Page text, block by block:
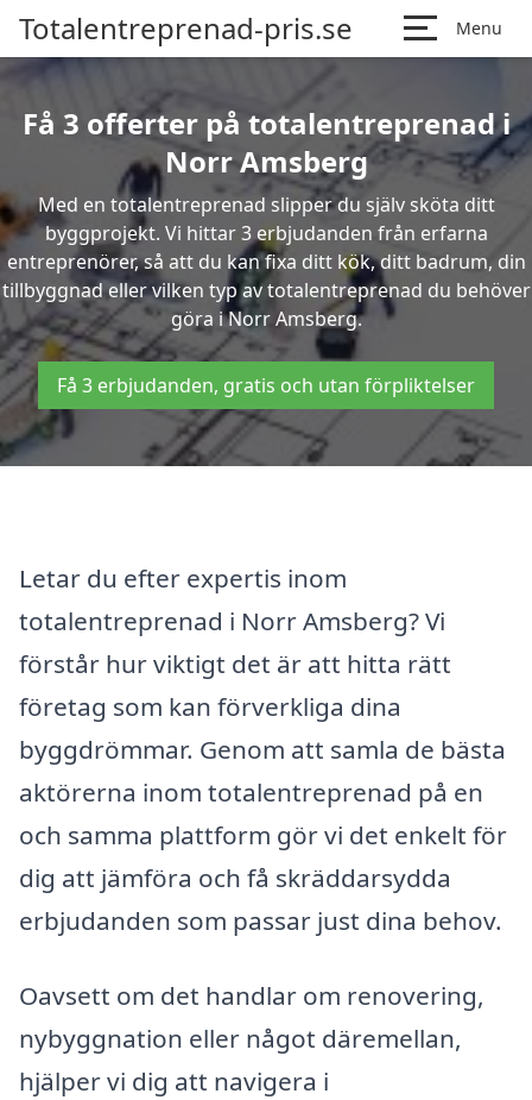
Totalentreprenad-pris.se Menu
Få 3 offerter på totalentreprenad i
Norr Amsberg
Med en totalentreprenad slipper du själv sköta ditt
byggprojekt. Vi hittar 3 erbjudanden från erfarna
entreprenörer, så att du kan fixa ditt kök, ditt badrum, din
tillbyggnad eller vilken typ av totalentreprenad du behöver
göra i Norr Amsberg.
Få 3 erbjudanden, gratis och utan förpliktelser
Letar du efter expertis inom
totalentreprenad i Norr Amsberg? Vi
förstår hur viktigt det är att hitta rätt
företag som kan förverkliga dina
byggdrömmar. Genom att samla de bästa
aktörerna inom totalentreprenad på en
och samma plattform gör vi det enkelt för
dig att jämföra och få skräddarsydda
erbjudanden som passar just dina behov.
Oavsett om det handlar om renovering,
nybyggnation eller något däremellan,
hjälper vi dig att navigera i